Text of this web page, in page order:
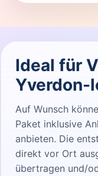
Ideal für
Yverdon-
Auf Wunsch
Paket inklusive
anbieten. Die
direkt vor Ort
übertragen und/